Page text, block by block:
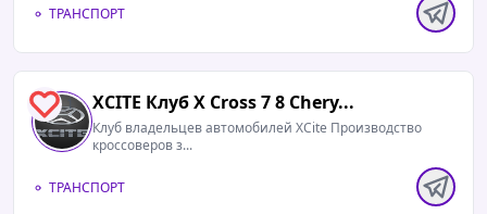
ТРАНСПОРТ
1 XCITE Клуб X Cross 7 8 Chery...
Клуб владельцев автомобилей XCite Производство
кроссоверов з...
ТРАНСПОРТ